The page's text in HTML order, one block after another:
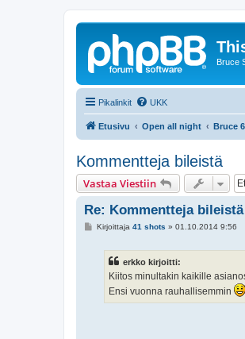
Bruce
Pikalinkit UKK
Etusivu Open all night Bruce
Kommentteja bileistä
Vastaa Viestiin
Re: Kommentteja bileistä
VKirjoittaja 41 shots » 01.10.2014 9:56
erkko kirjoitti:
Kiitos minultakin kaikille
Ensi vuonna rauhallisemmin